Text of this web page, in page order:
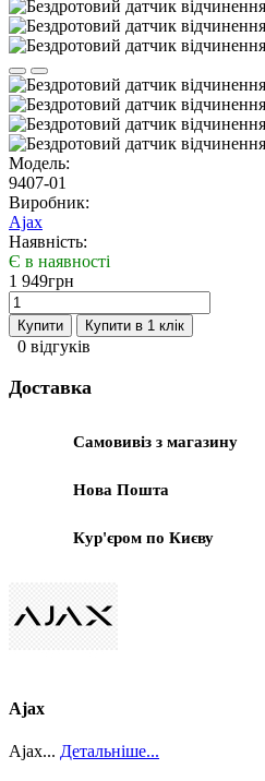
Модель:
9407-01
Виробник:
Ajax
Наявність:
Є в наявності
1 949грн
Купити Купити в 1 клік
0 відгуків
Доставка
Самовивіз з магазину
Нова Пошта
Кур'єром по Києву
Ajax
Ajax... Детальніше...